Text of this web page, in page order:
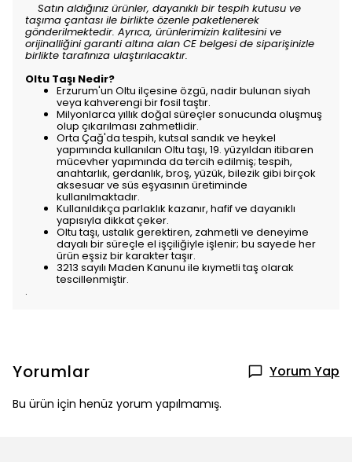
Satın aldığınız ürünler, dayanıklı bir tespih kutusu ve
taşıma çantası ile birlikte özenle paketlenerek
gönderilmektedir. Ayrıca, ürünlerimizin kalitesini ve
orijinalliğini garanti altına alan CE belgesi de siparişinizle
birlikte tarafınıza ulaştırılacaktır.
Oltu Taşı Nedir?
Erzurum'un Oltu ilçesine özgü, nadir bulunan siyah
veya kahverengi bir fosil taştır.
Milyonlarca yıllık doğal süreçler sonucunda oluşmuş
olup çıkarılması zahmetlidir.
Orta Çağ'da tespih, kutsal sandık ve heykel
yapımında kullanılan Oltu taşı, 19. yüzyıldan itibaren
mücevher yapımında da tercih edilmiş; tespih,
anahtarlık, gerdanlık, broş, yüzük, bilezik gibi birçok
aksesuar ve süs eşyasının üretiminde
kullanılmaktadır.
Kullanıldıkça parlaklık kazanır, hafif ve dayanıklı
yapısıyla dikkat çeker.
Oltu taşı, ustalık gerektiren, zahmetli ve deneyime
dayalı bir süreçle el işçiliğiyle işlenir; bu sayede her
ürün eşsiz bir karakter taşır.
3213 sayılı Maden Kanunu ile kıymetli taş olarak
tescillenmiştir.
.
Yorumlar Yorum Yap
Bu ürün için henüz yorum yapılmamış.